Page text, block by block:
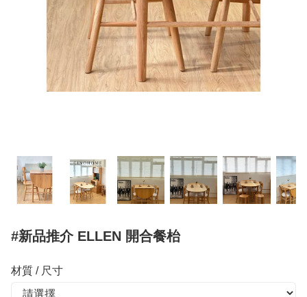
#新品推介 ELLEN 開合餐枱
材質 / 尺寸